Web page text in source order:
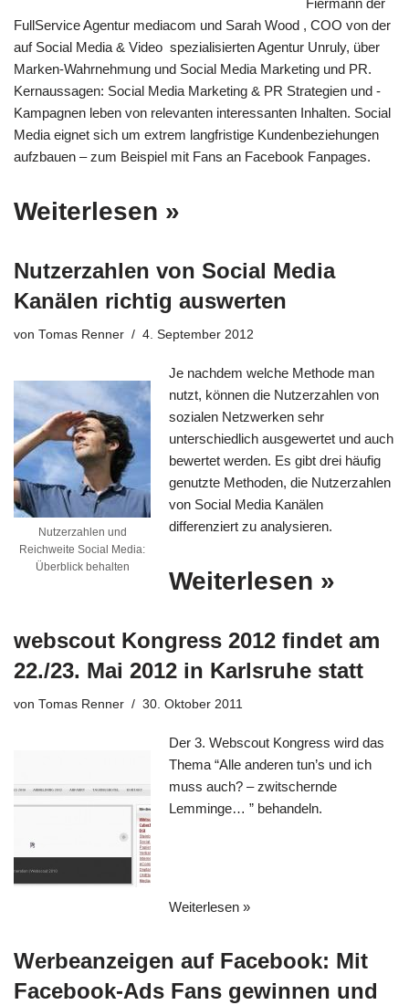
Fiermann der
FullService Agentur mediacom und Sarah Wood , COO von der
auf Social Media & Video spezialisierten Agentur Unruly, über
Marken-Wahrnehmung und Social Media Marketing und PR.
Kernaussagen: Social Media Marketing & PR Strategien und -
Kampagnen leben von relevanten interessanten Inhalten. Social
Media eignet sich um extrem langfristige Kundenbeziehungen
aufzbauen – zum Beispiel mit Fans an Facebook Fanpages.
Weiterlesen »
Nutzerzahlen von Social Media
Kanälen richtig auswerten
von Tomas Renner 4. September 2012
Nutzerzahlen und
Reichweite Social Media:
Überblick behalten
Je nachdem welche Methode man
nutzt, können die Nutzerzahlen von
sozialen Netzwerken sehr
unterschiedlich ausgewertet und auch
bewertet werden. Es gibt drei häufig
genutzte Methoden, die Nutzerzahlen
von Social Media Kanälen
differenziert zu analysieren.
Weiterlesen »
webscout Kongress 2012 findet am
22./23. Mai 2012 in Karlsruhe statt
von Tomas Renner 30. Oktober 2011
Der 3. Webscout Kongress wird das
Thema “Alle anderen tun’s und ich
muss auch? – zwitschernde
Lemminge… ” behandeln.
Weiterlesen »
Werbeanzeigen auf Facebook: Mit
Facebook-Ads Fans gewinnen und